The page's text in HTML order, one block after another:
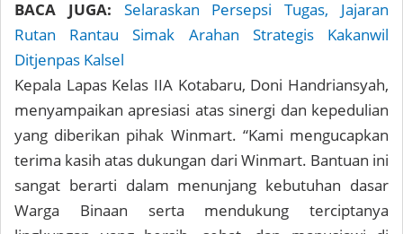
BACA JUGA:
Selaraskan Persepsi Tugas, Jajaran
Rutan Rantau Simak Arahan Strategis Kakanwil
Ditjenpas Kalsel
Kepala Lapas Kelas IIA Kotabaru, Doni Handriansyah,
menyampaikan apresiasi atas sinergi dan kepedulian
yang diberikan pihak Winmart. “Kami mengucapkan
terima kasih atas dukungan dari Winmart. Bantuan ini
sangat berarti dalam menunjang kebutuhan dasar
Warga Binaan serta mendukung terciptanya